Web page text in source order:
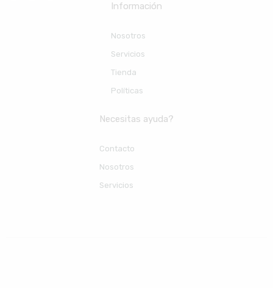
Información
Nosotros
Servicios
Tienda
Políticas
Necesitas ayuda?
Contacto
Nosotros
Servicios